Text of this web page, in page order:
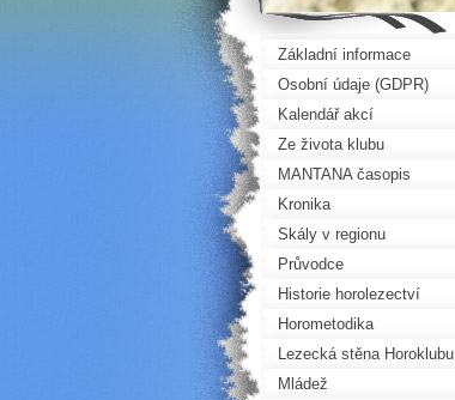
Základní informace
Osobní údaje (GDPR)
Kalendář akcí
Ze života klubu
MANTANA časopis
Kronika
Skály v regionu
Průvodce
Historie horolezectví
Horometodika
Lezecká stěna Horoklubu
Mládež